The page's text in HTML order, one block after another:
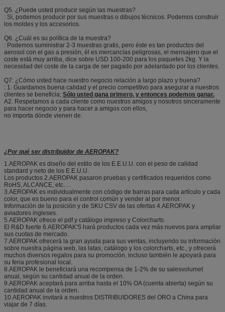
Q5. ¿Puede usted producir según las muestras?
: Sí, podemos producir por sus muestras o dibujos técnicos. Podemos construir
los moldes y los accesorios.
Q6. ¿Cuál es su política de la muestra?
: Podemos suministrar 2-3 muestras gratis, pero éste es tan productos del
aerosol con el gas a presión, él es mercancías peligrosas, el mensajero que el
coste está muy arriba, dice sobre USD 100-200 para los paquetes 2kg. Y la
necesidad del coste de la carga de ser pagado por adelantado por los clientes.
Q7: ¿Cómo usted hace nuestro negocio relación a largo plazo y buena?
: 1. Guardamos buena calidad y el precio competitivo para asegurar a nuestros
clientes se beneficia; Sólo usted gana primero, y entonces podemos ganar.
A2. Respetamos a cada cliente como nuestros amigos y nosotros sinceramente
para hacer negocio y para hacer a amigos con ellos,
no importa dónde vienen de.
¿Por qué ser distribuidor de AEROPAK?
1.AEROPAK es diseño del estilo de los E.E.U.U. con el peso de calidad
standard y neto de los E.E.U.U.
Los productos 2.AEROPAK pasaron pruebas y certificados requeridos como
RoHS, ALCANCE, etc….
3.AEROPAK es individualmente con código de barras para cada artículo y cada
color, que es bueno para el control común y vender al por menor.
Información de la posición y de SKU CSV de las ofertas 4.AEROPAK y
aviadores ingleses.
5.AEROPAK ofrece el pdf y catálogo impreso y Colorcharts.
El R&D fuerte 6.AEROPAK'S hará productos cada vez más nuevos para ampliar
sus cuotas de mercado.
7.AEROPAK ofrecerá la gran ayuda para sus ventas, incluyendo su información
sobre nuestra página web, las latas, catálogo y los colorcharts, etc., y ofrecerá
muchos diversos regalos para su promoción, incluso también le apoyará para
su feria profesional local.
8.AEROPAK le beneficiará una recompensa de 1-2% de su salesvolumet
anual, según su cantidad anual de la orden.
9.AEROPAK aceptará para arriba hasta el 10% OA (cuenta abierta) según su
cantidad anual de la orden.
10.AEROPAK invitará a nuestros DISTRIBUIDORES del ORO a China para
viajar de 7 días.